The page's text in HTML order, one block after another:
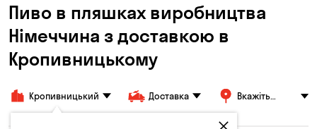
Пиво в пляшках виробництва
Німеччина з доставкою в
Кропивницькому
Кропивницький Доставка
Вкажіть